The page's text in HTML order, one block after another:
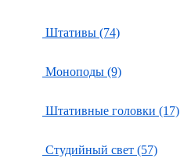
Штативы (74)
Моноподы (9)
Штативные головки (17)
Студийный свет (57)